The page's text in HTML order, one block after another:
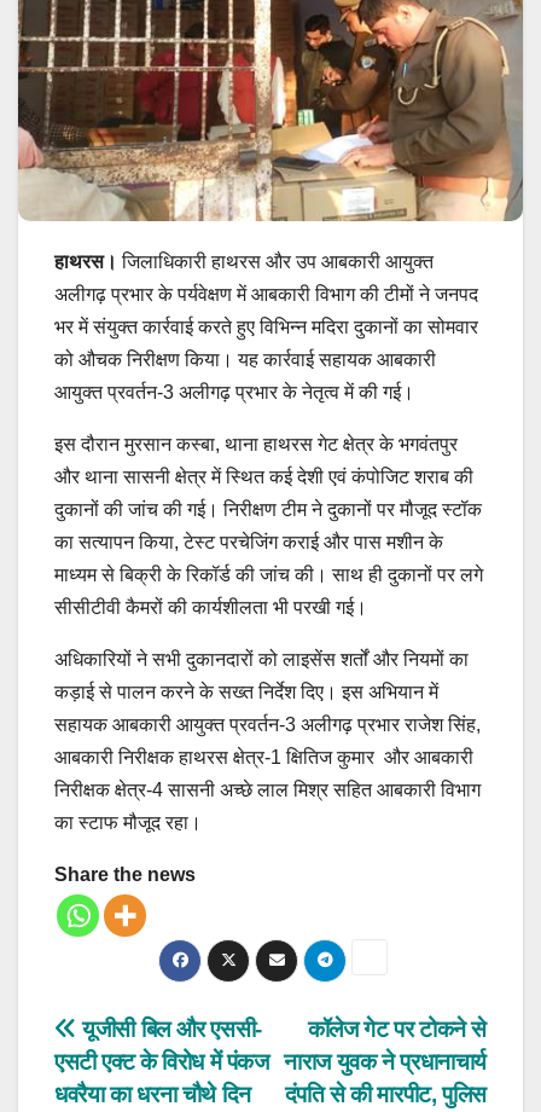
हाथरस। जिलाधिकारी हाथरस और उप आबकारी आयुक्त
अलीगढ़ प्रभार के पर्यवेक्षण में आबकारी विभाग की टीमों ने जनपद
भर में संयुक्त कार्रवाई करते हुए विभिन्न मदिरा दुकानों का सोमवार
को औचक निरीक्षण किया। यह कार्रवाई सहायक आबकारी
आयुक्त प्रवर्तन-3 अलीगढ़ प्रभार के नेतृत्व में की गई।
इस दौरान मुरसान कस्बा, थाना हाथरस गेट क्षेत्र के भगवंतपुर
और थाना सासनी क्षेत्र में स्थित कई देशी एवं कंपोजिट शराब की
दुकानों की जांच की गई। निरीक्षण टीम ने दुकानों पर मौजूद स्टॉक
का सत्यापन किया, टेस्ट परचेजिंग कराई और पास मशीन के
माध्यम से बिक्री के रिकॉर्ड की जांच की। साथ ही दुकानों पर लगे
सीसीटीवी कैमरों की कार्यशीलता भी परखी गई।
अधिकारियों ने सभी दुकानदारों को लाइसेंस शर्तों और नियमों का
कड़ाई से पालन करने के सख्त निर्देश दिए। इस अभियान में
सहायक आबकारी आयुक्त प्रवर्तन-3 अलीगढ़ प्रभार राजेश सिंह,
आबकारी निरीक्षक हाथरस क्षेत्र-1 क्षितिज कुमार और आबकारी
निरीक्षक क्षेत्र-4 सासनी अच्छे लाल मिश्र सहित आबकारी विभाग
का स्टाफ मौजूद रहा।
Share the news
Post
navigation
कॉलेज गेट पर टोकने से
नाराज युवक ने प्रधानाचार्य
दंपति से की मारपीट, पुलिस
यूजीसी बिल और एससी-
एसटी एक्ट के विरोध में पंकज
धवरैया का धरना चौथे दिन